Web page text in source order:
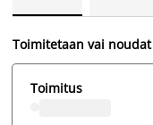
Toimitetaan vai noudat
Toimitus